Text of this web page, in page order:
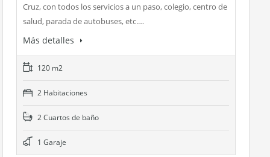
Cruz, con todos los servicios a un paso, colegio, centro de
salud, parada de autobuses, etc.…
Más detalles
120 m2
2 Habitaciones
2 Cuartos de baño
1 Garaje